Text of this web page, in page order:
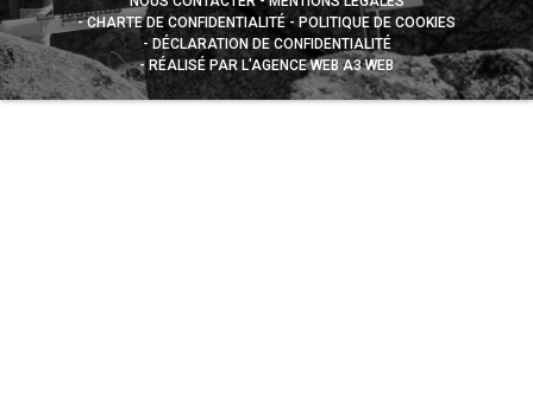
CHARTE DE CONFIDENTIALITÉ
POLITIQUE DE COOKIES
DÉCLARATION DE CONFIDENTIALITÉ
RÉALISÉ PAR L’AGENCE WEB A3 WEB